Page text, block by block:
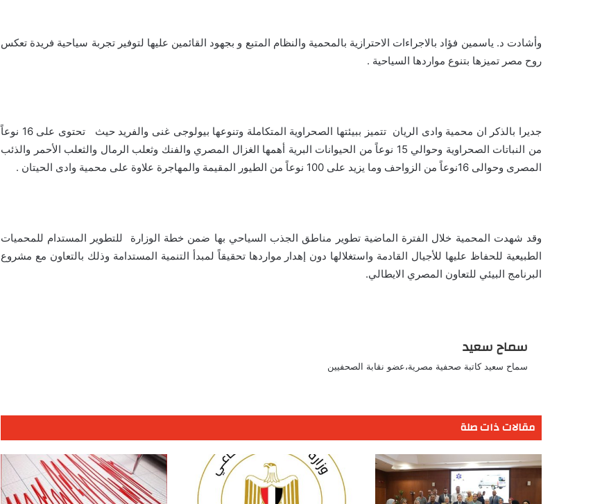
وأشادت د. ياسمين فؤاد بالاجراءات الاحترازية بالمحمية والنظام المتبع و بجهود القائمين عليها لتوفير تجربة سياحية فريدة تعكس
روح مصر تميزها بتنوع مواردها السياحية .
جديرا بالذكر ان محمية وادى الريان تتميز ببيئتها الصحراوية المتكاملة وتنوعها بيولوجى غنى والفريد حيث تحتوى على 16 نوعاً
من النباتات الصحراوية وحوالي 15 نوعاً من الحيوانات البرية أهمها الغزال المصري والفنك وثعلب الرمال والثعلب الأحمر والذئب
المصرى وحوالى 16نوعاً من الزواحف وما يزيد على 100 نوعاً من الطيور المقيمة والمهاجرة علاوة على محمية وادى الحيتان .
وقد شهدت المحمية خلال الفترة الماضية تطوير مناطق الجذب السياحي بها ضمن خطة الوزارة للتطوير المستدام للمحميات
الطبيعية للحفاظ عليها للأجيال القادمة واستغلالها دون إهدار مواردها تحقيقاً لمبدأ التنمية المستدامة وذلك بالتعاون مع مشروع
البرنامج البيئي للتعاون المصري الايطالي.
سماح سعيد
سماح سعيد كاتبة صحفية مصرية،عضو نقابة الصحفيين
مقالات ذات صلة